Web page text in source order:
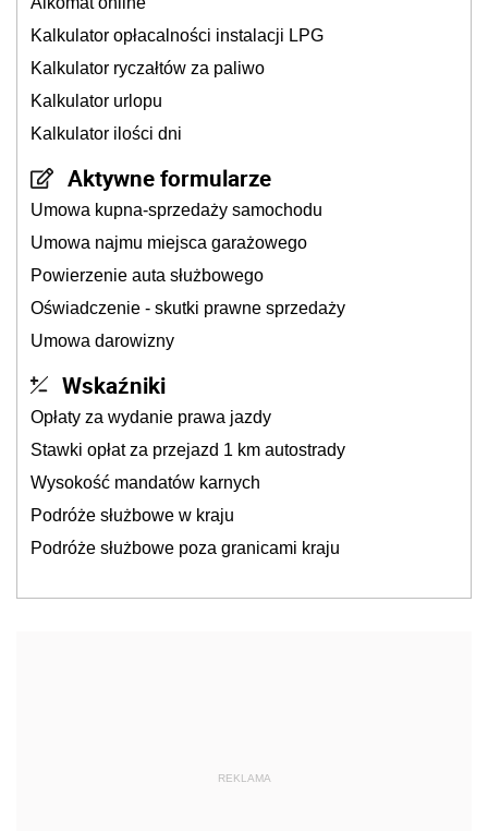
Kalkulator opłacalności instalacji LPG
Kalkulator ryczałtów za paliwo
Kalkulator urlopu
Kalkulator ilości dni
Aktywne formularze
Umowa kupna-sprzedaży samochodu
Umowa najmu miejsca garażowego
Powierzenie auta służbowego
Oświadczenie - skutki prawne sprzedaży
Umowa darowizny
Wskaźniki
Opłaty za wydanie prawa jazdy
Stawki opłat za przejazd 1 km autostrady
Wysokość mandatów karnych
Podróże służbowe w kraju
Podróże służbowe poza granicami kraju
REKLAMA